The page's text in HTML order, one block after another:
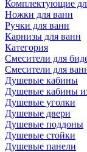
Комплектующие
Ножки для ванн
Ручки для ванн
Карнизы для ванн
Категория
Смесители для
Смесители для
Душевые кабины
Душевые кабины
Душевые уголки
Душевые двери
Душевые поддоны
Душевые стойки
Душевые панели